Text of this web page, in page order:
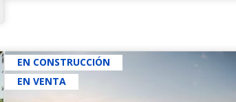
EN CONSTRUCCIÓN
EN VENTA